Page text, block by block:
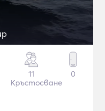
11
Кръстосване
0